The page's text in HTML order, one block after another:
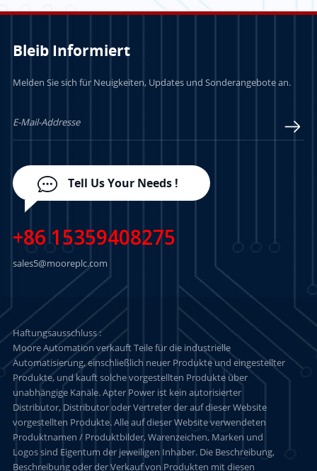
Bleib Informiert
Melden Sie sich für Neuigkeiten, Updates und Sonderangebote an.
Tell Us Your Needs !
+86 15359408275
sales5@mooreplc.com
Haftungsausschluss :
Moore Automation verkauft Teile für die industrielle
Automatisierung, einschließlich neuer Produkte und eingestellter
Produkte, und kauft solche vorgestellten Produkte über
unabhängige Kanäle. Apter Power ist kein autorisierter
Distributor, Distributor oder Vertreter der auf dieser Website
vorgestellten Produkte. Alle auf dieser Website verwendeten
Produktnamen / Produktbilder, Warenzeichen, Marken und
Logos sind Eigentum der jeweiligen Inhaber. Die Beschreibung,
Beschreibung oder der Verkauf von Produkten mit diesen